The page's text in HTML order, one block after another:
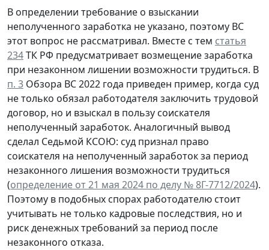
В определении требование о взыскании
неполученного заработка не указано, поэтому ВС
этот вопрос не рассматривал. Вместе с тем статья
234ТК РФ предусматривает возмещение заработка
при незаконном лишении возможности трудиться. В
п. 3 Обзора ВС 2022 года приведен пример, когда суд
не только обязал работодателя заключить трудовой
договор, но и взыскал в пользу соискателя
неполученный заработок. Аналогичный вывод
сделал Седьмой КСОЮ: суд признал право
соискателя на неполученный заработок за период
незаконного лишения возможности трудиться
(определение от 21 мая 2024 по делу № 8Г-7712/2024).
Поэтому в подобных спорах работодателю стоит
учитывать не только кадровые последствия, но и
риск денежных требований за период после
незаконного отказа.